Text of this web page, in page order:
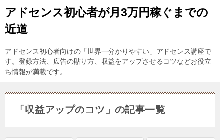
アドセンス初心者が月3万円稼ぐまでの
近道
アドセンス初心者向けの「世界一分かりやすい」アドセンス講座で
す。登録方法、広告の貼り方、収益をアップさせるコツなどお役立
ち情報が満載です。
「収益アップのコツ」の記事一覧